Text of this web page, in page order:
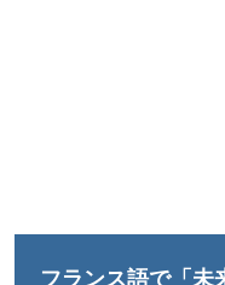
フランス語で「未